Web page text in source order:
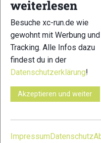
weiterlesen
Besuche xc-run.de wie
gewohnt mit Werbung und
Tracking. Alle Infos dazu
findest du in der
Datenschutzerklärung!
Akzeptieren und weiter
ImpressumDatenschutz